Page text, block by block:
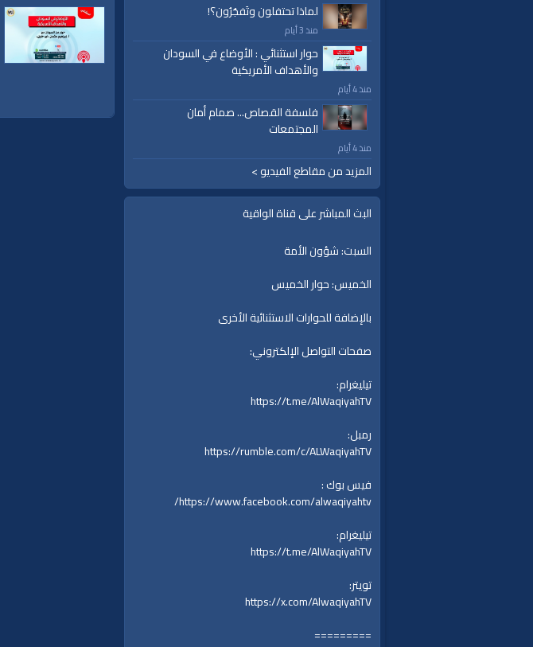
لماذا تحتفلون وتَفجُرُون؟!
منذ 3 أيام
حوار استثنائي : الأوضاع في السودان
والأهداف الأمريكية
منذ 4 أيام
فلسفة القصاص... صمام أمان
المجتمعات
منذ 4 أيام
المزيد من مقاطع الفيديو >
البث المباشر على قناة الواقية
السبت: شؤون الأمة
الخميس: حوار الخميس
بالإضافة للحوارات الاستثنائية الأخرى
صفحات التواصل الإلكتروني:
تيليغرام:
https://t.me/AlWaqiyahTV
رمبل:
https://rumble.com/c/ALWaqiyahTV
فيس بوك :
https://www.facebook.com/alwaqiyahtv/
تيليغرام:
https://t.me/AlWaqiyahTV
تويتر:
https://x.com/AlwaqiyahTV
=========